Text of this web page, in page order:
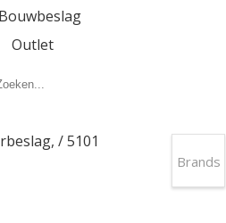
/ 5101
Brands